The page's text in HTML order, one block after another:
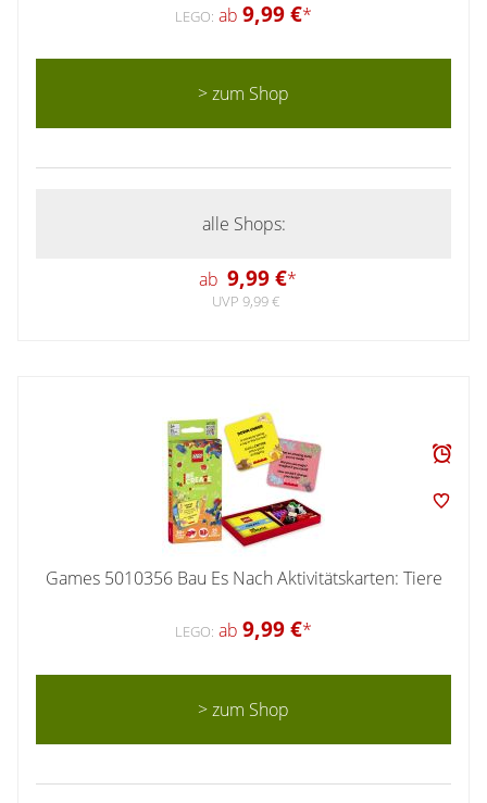
LEGO: ab 9,99 €*
> zum Shop
alle Shops:
ab 9,99 €*
UVP 9,99 €
Games 5010356 Bau Es Nach Aktivitätskarten: Tiere
LEGO: ab 9,99 €*
> zum Shop